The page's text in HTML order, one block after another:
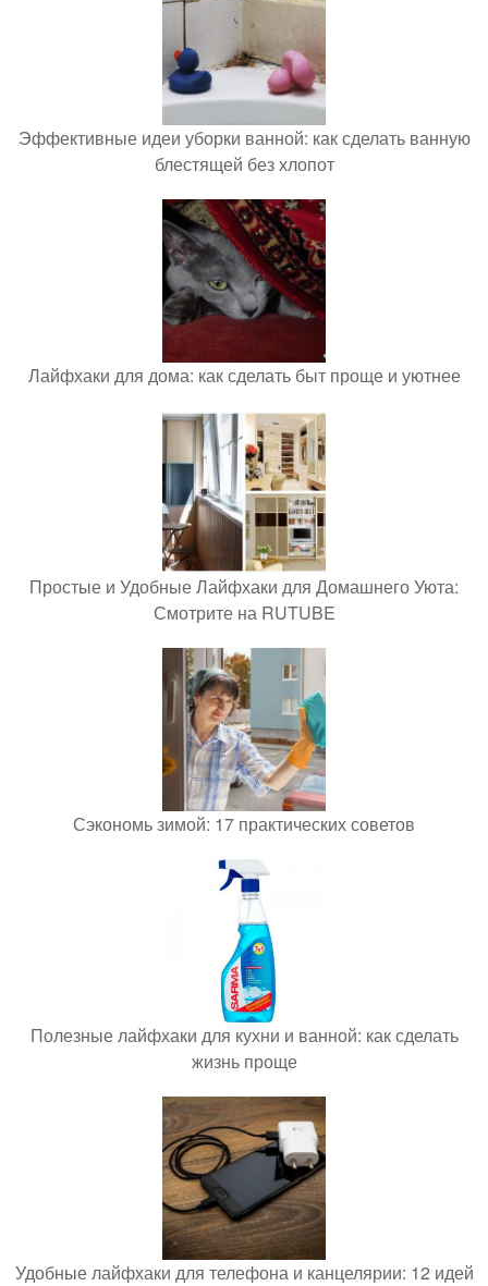
Эффективные идеи уборки ванной: как сделать ванную
блестящей без хлопот
Лайфхаки для дома: как сделать быт проще и уютнее
Простые и Удобные Лайфхаки для Домашнего Уюта:
Смотрите на RUTUBE
Сэкономь зимой: 17 практических советов
Полезные лайфхаки для кухни и ванной: как сделать
жизнь проще
Удобные лайфхаки для телефона и канцелярии: 12 идей